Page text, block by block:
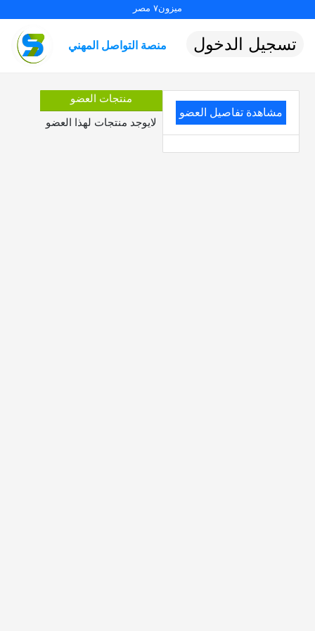
ميزون٧ مصر
منصة التواصل المهني تسجيل الدخول
مشاهدة تفاصيل العضو
منتجات العضو
لايوجد منتجات لهذا العضو